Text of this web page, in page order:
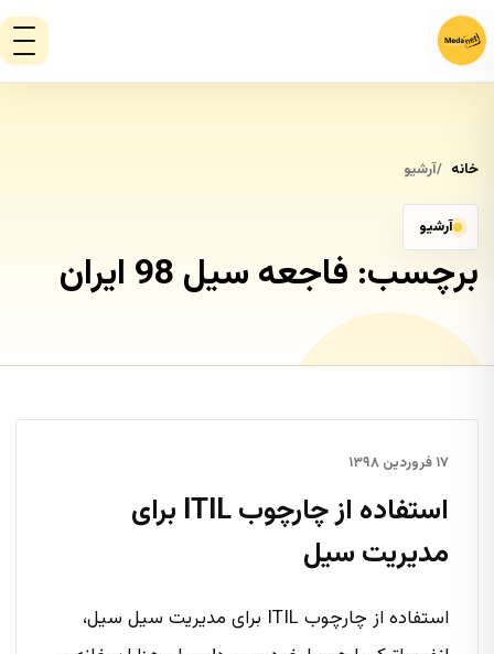
خانه آرشیو
آرشیو
برچسب: فاجعه سیل 98 ایران
۱۷ فروردین ۱۳۹۸
استفاده از چارچوب ITIL برای
مدیریت سیل
استفاده از چارچوب ITIL برای مدیریت سیل سیل،